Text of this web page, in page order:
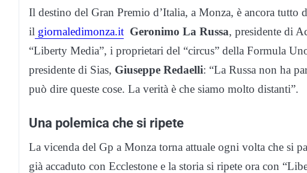
Il destino del Gran Premio d’Italia, a Monza, è ancora tutto
il giornaledimonza.it Geronimo La Russa, presidente di
“Liberty Media”, i proprietari del “circus” della Formula
presidente di Sias, Giuseppe Redaelli: “La Russa non ha
può dire queste cose. La verità è che siamo molto distanti”.
Una polemica che si ripete
La vicenda del Gp a Monza torna attuale ogni volta che si
già accaduto con Ecclestone e la storia si ripete ora con